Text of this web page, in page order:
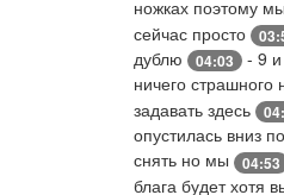
ножках поэтому
сейчас просто
дублю
04:03 - 9
ничего страшного
задавать здесь
опустилась вниз
снять но мы
04:53
блага будет хотя